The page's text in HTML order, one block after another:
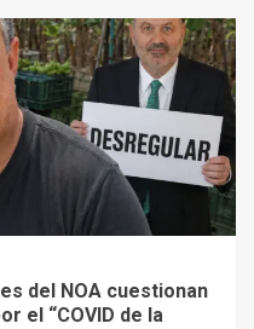
del NOA cuestionan
el “COVID de la